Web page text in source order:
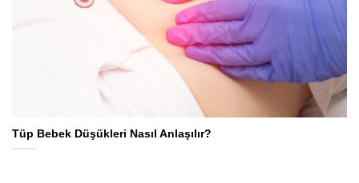
Tüp Bebek Düşükleri Nasıl Anlaşılır?